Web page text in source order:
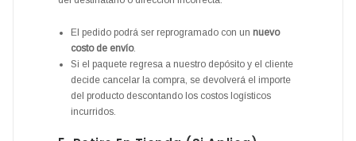
El pedido podrá ser reprogramado con un nuevo
costo de envío.
Si el paquete regresa a nuestro depósito y el cliente
decide cancelar la compra, se devolverá el importe
del producto descontando los costos logísticos
incurridos.